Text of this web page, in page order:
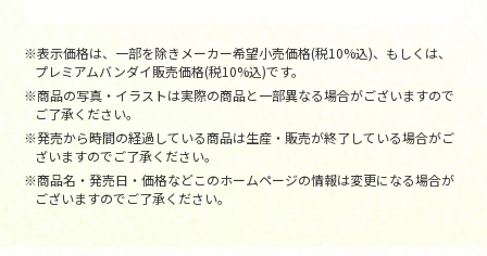
※表示価格は、一部を除きメーカー希望小売価格(税10%込)、もしくは、
プレミアムバンダイ販売価格(税10%込)です。
※商品の写真・イラストは実際の商品と一部異なる場合がございますので
ご了承ください。
※発売から時間の経過している商品は生産・販売が終了している場合がご
ざいますのでご了承ください。
※商品名・発売日・価格などこのホームページの情報は変更になる場合が
ございますのでご了承ください。